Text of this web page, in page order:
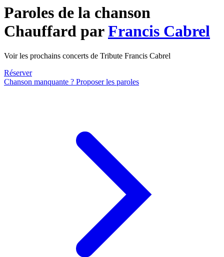
Paroles de la chanson
Chauffard parFrancis Cabrel
Voir les prochains concerts de Tribute Francis Cabrel
Réserver
Chanson manquante ? Proposer les paroles